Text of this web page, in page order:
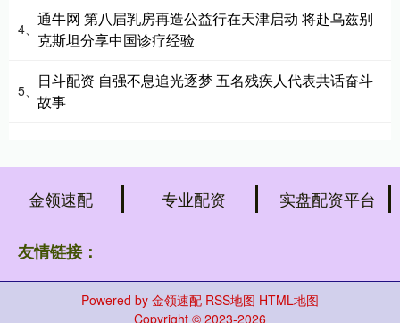
4、
通牛网 第八届乳房再造公益行在天津启动 将赴乌兹别
克斯坦分享中国诊疗经验
5、
日斗配资 自强不息追光逐梦 五名残疾人代表共话奋斗
故事
金领速配 专业配资 实盘配资平台
友情链接：
Powered by 金领速配 RSS地图 HTML地图
Copyright © 2023-2026